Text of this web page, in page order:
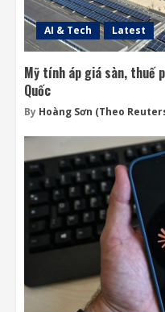
AI & Tech Latest
Mỹ tính áp giá sàn, thuế
Quốc
By Hoàng Sơn (Theo